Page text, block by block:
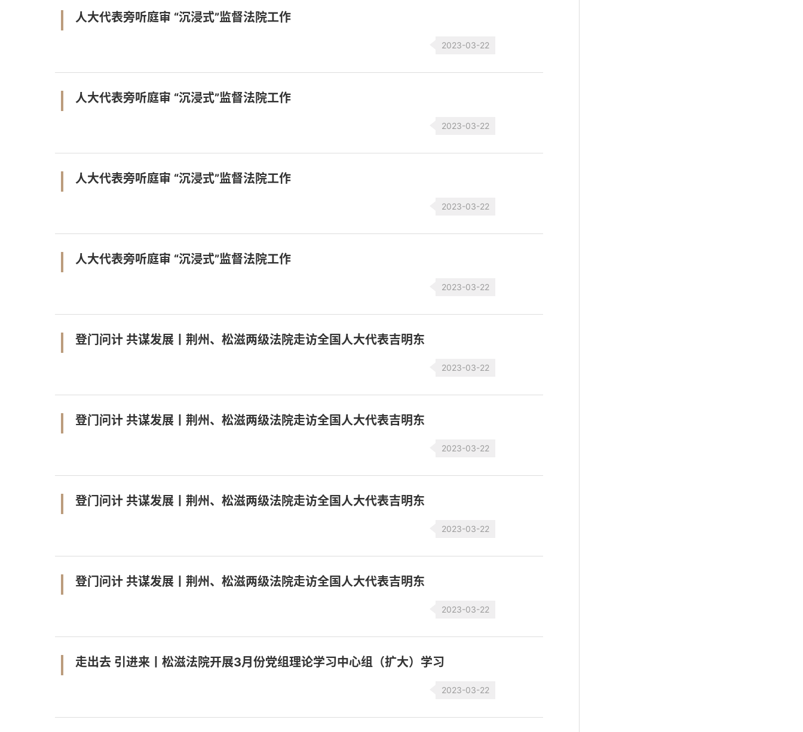
人大代表旁听庭审 “沉浸式”监督法院工作
2023-03-22
人大代表旁听庭审 “沉浸式”监督法院工作
2023-03-22
人大代表旁听庭审 “沉浸式”监督法院工作
2023-03-22
人大代表旁听庭审 “沉浸式”监督法院工作
2023-03-22
登门问计 共谋发展丨荆州、松滋两级法院走访全国人大代表吉明东
2023-03-22
登门问计 共谋发展丨荆州、松滋两级法院走访全国人大代表吉明东
2023-03-22
登门问计 共谋发展丨荆州、松滋两级法院走访全国人大代表吉明东
2023-03-22
登门问计 共谋发展丨荆州、松滋两级法院走访全国人大代表吉明东
2023-03-22
走出去 引进来丨松滋法院开展3月份党组理论学习中心组（扩大）学习
2023-03-22